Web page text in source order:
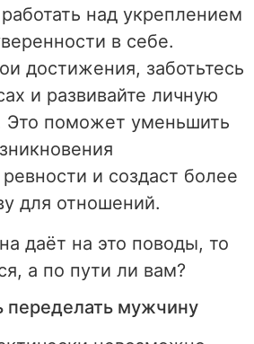
над укреплением
в себе.
достижения, заботьтесь
и развивайте личную
Это поможет уменьшить
и создаст более
для отношений.
даёт на это поводы, то
а по пути ли вам?
переделать мужчину